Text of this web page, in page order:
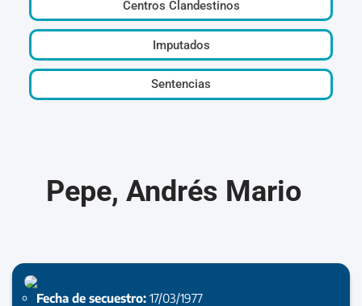
Centros Clandestinos
Imputados
Sentencias
Pepe, Andrés Mario
Fecha de secuestro: 17/03/1977